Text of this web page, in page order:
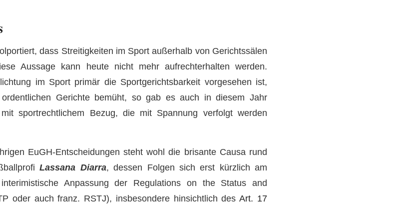
dass Streitigkeiten im Sport außerhalb von Gerichtssälen
Aussage kann heute nicht mehr aufrechterhalten werden.
im Sport primär die Sportgerichtsbarkeit vorgesehen ist,
Gerichte bemüht, so gab es auch in diesem Jahr
mit sportrechtlichem Bezug, die mit Spannung verfolgt werden
EuGH-Entscheidungen steht wohl die brisante Causa rund
Lassana Diarra, dessen Folgen sich erst kürzlich am
Anpassung der Regulations on the Status and
oder auch franz. RSTJ), insbesondere hinsichtlich desArt. 17